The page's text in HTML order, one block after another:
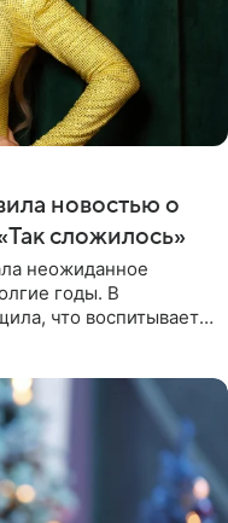
новостью о
сложилось»
неожиданное
годы. В
что воспитывает